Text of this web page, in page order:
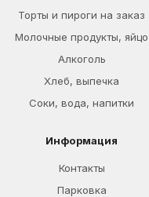
Торты и пироги на заказ
Молочные продукты, яйцо
Алкоголь
Хлеб, выпечка
Соки, вода, напитки
Информация
Контакты
Парковка